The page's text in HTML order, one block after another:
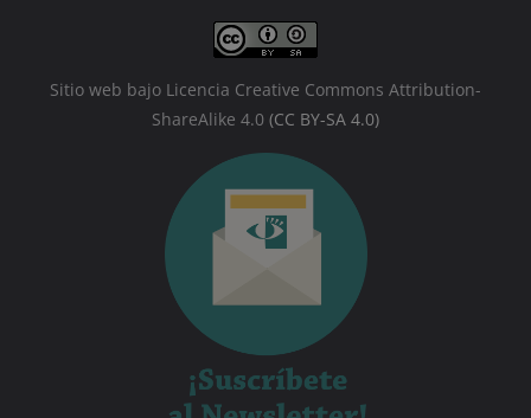
Sitio web bajo Licencia Creative Commons Attribution-
ShareAlike 4.0 (CC BY-SA 4.0)